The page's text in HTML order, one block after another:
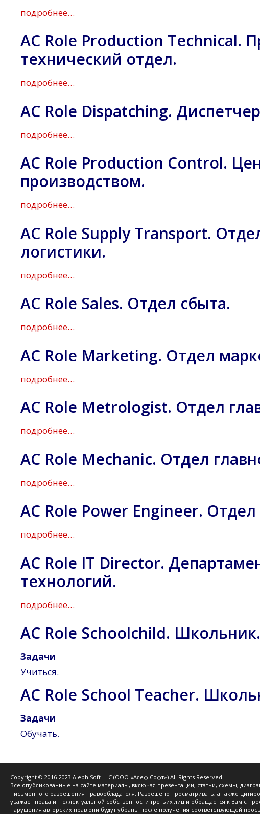
подробнее…
AC Role Production Technical.
технический отдел.
подробнее…
AC Role Dispatching.
подробнее…
AC Role Production Control.
производством.
подробнее…
AC Role Supply Transport.
логистики.
подробнее…
AC Role Sales. Отдел сбыта.
подробнее…
AC Role Marketing. Отдел
подробнее…
AC Role Metrologist. Отдел
подробнее…
AC Role Mechanic. Отдел
подробнее…
AC Role Power Engineer. Отдел
подробнее…
AC Role IT Director.
технологий.
подробнее…
AC Role Schoolchild. Школьник.
Задачи
Учиться.
AC Role School Teacher.
Задачи
Обучать.
Copyright © 2016-2023 Aleph.Soft LLC (ООО «Алеф.Софт») All Rights Reserved.
Все опубликованные на сайте материалы, включая презентации, статьи, схемы,
письменного разрешения правообладателя. Разрешено просматривать, а также
уважает права интеллектуальной собственности третьих лиц и обращается к Вам с
нарушения авторских прав они будут убраны после получения соответствующей